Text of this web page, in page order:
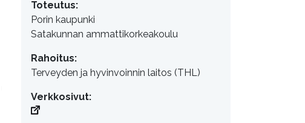
Toteutus:
Porin kaupunki
Satakunnan ammattikorkeakoulu
Rahoitus:
Terveyden ja hyvinvoinnin laitos (THL)
Verkkosivut: